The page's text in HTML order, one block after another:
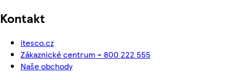
Kontakt
itesco.cz
Zákaznické centrum - 800 222 555
Naše obchody